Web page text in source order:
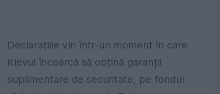
Declarațiile vin într-un moment în care
Kievul încearcă să obțină garanții
suplimentare de securitate, pe fondul